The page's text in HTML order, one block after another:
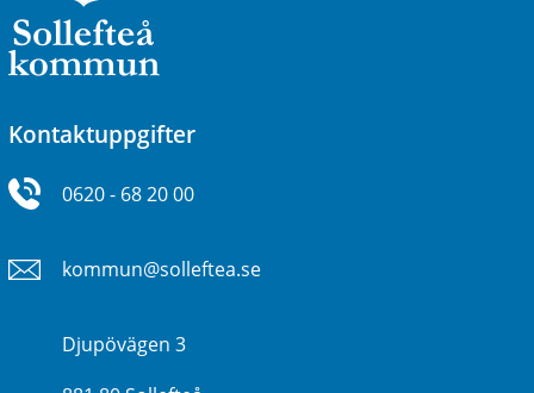
Kontaktuppgifter
0620 - 68 20 00
kommun@solleftea.se
Djupövägen 3